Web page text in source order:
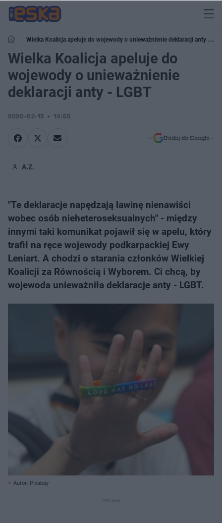
Wielka Koalicja apeluje do wojewody o unieważnienie deklaracji anty -
LGBT
Wielka Koalicja apeluje do
wojewody o unieważnienie
deklaracji anty - LGBT
2020-02-13 14:55
Dodaj do Google
A.Z.
"Te deklaracje napędzają lawinę nienawiści
wobec osób nieheteroseksualnych" - między
innymi taki komunikat pojawił się w apelu, który
trafił na ręce wojewody podkarpackiej Ewy
Leniart. A chodzi o starania członków Wielkiej
Koalicji za Równością i Wyborem. Ci chcą, by
wojewoda unieważniła deklaracje anty - LGBT.
Autor: Pixabay